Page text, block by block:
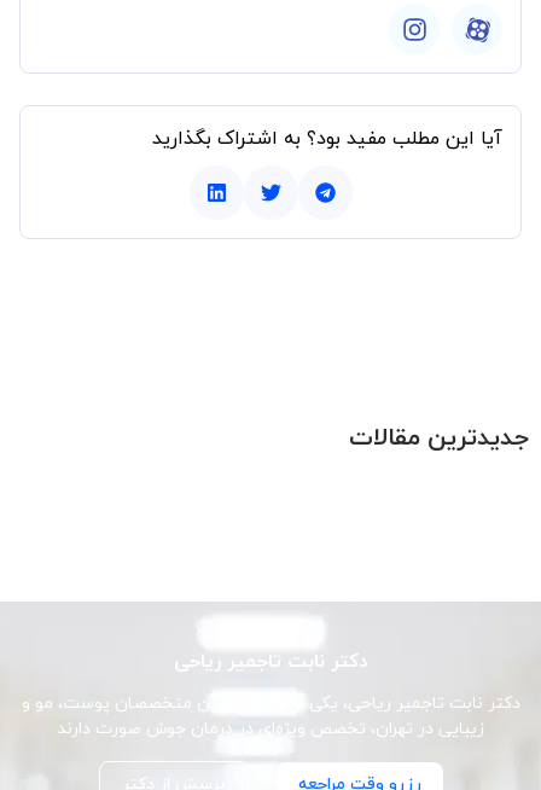
آیا این مطلب مفید بود؟ به اشتراک بگذارید
جدیدترین مقالات
دکتر نابت تاجمیر ریاحی
دکتر نابت تاجمیر ریاحی، یکی از برجسته‌ترین متخصصان پوست، مو و
زیبایی در تهران، تخصص ویژه‌ای در درمان جوش صورت دارند
رزرو وقت مراجعه پرسش از دکتر